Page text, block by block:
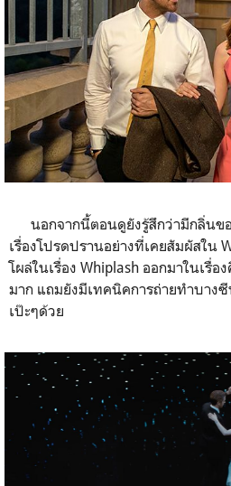
นอกจากนี้ตอนดูยังรู้สึกว่ามีกลิ่นข
เรื่องโปรดปรานอย่างที่เคยสัมผัสใน
โผล่ในเรื่อง Whiplash ออกมาในเรื่อ
มาก แถมยังมีเทคนิคการถ่ายทำบาง
เป๊ะๆด้วย